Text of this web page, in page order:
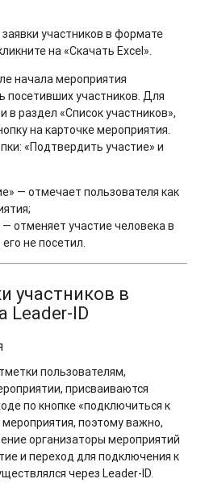
участников в формате
на «Скачать Excel».
начала мероприятия
посетивших участников. Для
в раздел «Список участников»,
на карточке мероприятия.
«Подтвердить участие» и
— отмечает пользователя как
отменяет участие человека в
не посетил.
участников в
Leader-ID
пользователям,
присваиваются
по кнопке «подключиться к
поэтому важно,
организаторы мероприятий
и переход для подключения к
через Leader-ID.